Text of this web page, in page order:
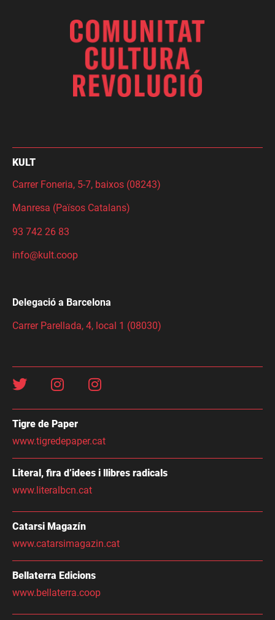
KULT
Carrer Foneria, 5-7, baixos (08243)
Manresa (Països Catalans)
93 742 26 83
info@kult.coop
Delegació a Barcelona
Carrer Parellada, 4, local 1 (08030)
Tigre de Paper
www.tigredepaper.cat
Literal, fira d’idees i llibres radicals
www.literalbcn.cat
Catarsi Magazín
www.catarsimagazin.cat
Bellaterra Edicions
www.bellaterra.coop